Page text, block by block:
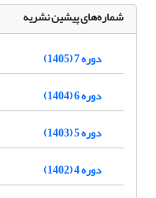
شماره‌های پیشین نشریه
دوره 7 (1405)
دوره 6 (1404)
دوره 5 (1403)
دوره 4 (1402)